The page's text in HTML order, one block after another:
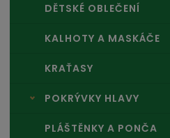
DĚTSKÉ OBLEČENÍ
KALHOTY A MASKÁČE
KRAŤASY
POKRÝVKY HLAVY
PLÁŠTĚNKY A PONČA